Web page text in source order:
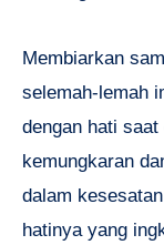
Membiarkan
selemah-lemah
dengan hati
kemungkaran
dalam
hatinya yang